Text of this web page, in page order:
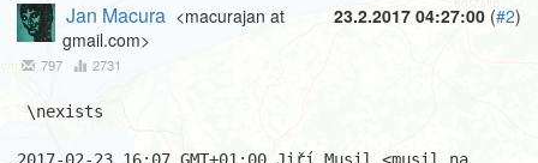
23.2.2017 04:27:00 (#2)
Jan Macura <macurajan at
gmail.com>
797 2731